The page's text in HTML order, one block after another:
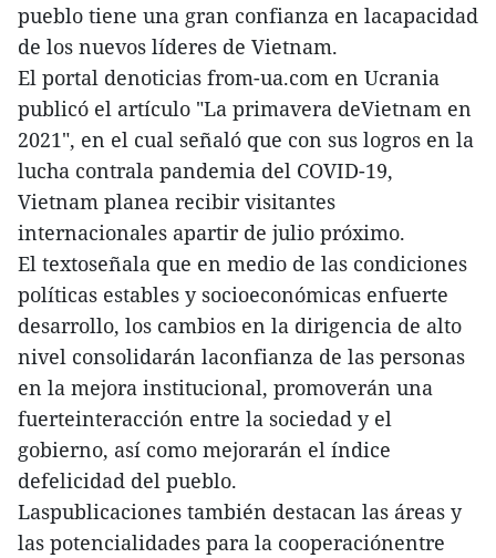
pueblo tiene una gran confianza en lacapacidad
de los nuevos líderes de Vietnam.
El portal denoticias from-ua.com en Ucrania
publicó el artículo "La primavera deVietnam en
2021", en el cual señaló que con sus logros en la
lucha contrala pandemia del COVID-19,
Vietnam planea recibir visitantes
internacionales apartir de julio próximo.
El textoseñala que en medio de las condiciones
políticas estables y socioeconómicas enfuerte
desarrollo, los cambios en la dirigencia de alto
nivel consolidarán laconfianza de las personas
en la mejora institucional, promoverán una
fuerteinteracción entre la sociedad y el
gobierno, así como mejorarán el índice
defelicidad del pueblo.
Laspublicaciones también destacan las áreas y
las potencialidades para la cooperaciónentre